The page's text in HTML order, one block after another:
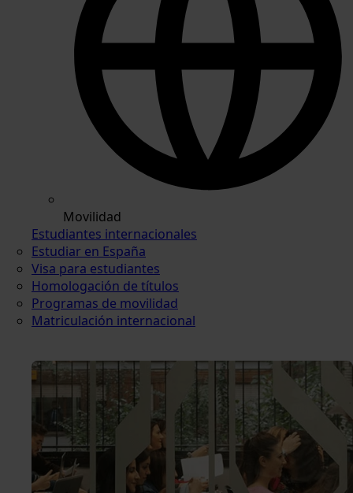
Movilidad
Estudiantes internacionales
Estudiar en España
Visa para estudiantes
Homologación de títulos
Programas de movilidad
Matriculación internacional